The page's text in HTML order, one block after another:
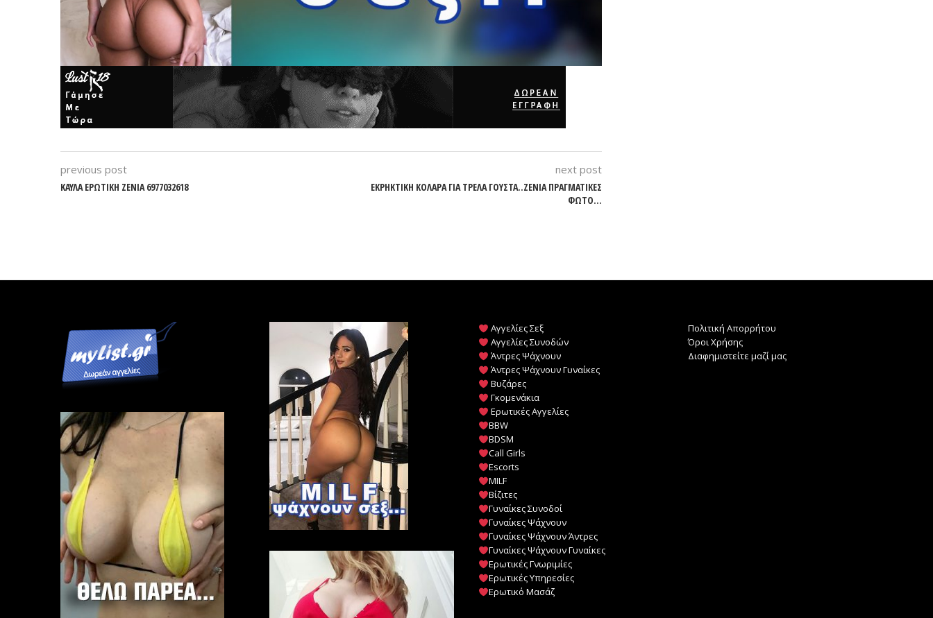
previous post
ΚΑΥΛΑ ΕΡΩΤΙΚΗ ΖΕΝΙΑ 6977032618
next post
ΕΚΡΗΚΤΙΚΗ ΚΟΛΑΡΑ ΓΙΑ ΤΡΕΛΑ ΓΟΥΣΤΑ..ΖΕΝΙΑ ΠΡΑΓΜΑΤΙΚΕΣ
ΦΩΤΟ…
Αγγελίες Σεξ
Αγγελίες Συνοδών
Άντρες Ψάχνουν
Άντρες Ψάχνουν Γυναίκες
Βυζάρες
Γκομενάκια
Ερωτικές Αγγελίες
BBW
BDSM
Call Girls
Escorts
MILF
️Βίζιτες
Γυναίκες Συνοδοί
Γυναίκες Ψάχνουν
Γυναίκες Ψάχνουν Άντρες
Γυναίκες Ψάχνουν Γυναίκες
Ερωτικές Γνωριμίες
Ερωτικές Υπηρεσίες
Ερωτικό Μασάζ
Πολιτική Απορρήτου
Όροι Χρήσης
Διαφημιστείτε μαζί μας